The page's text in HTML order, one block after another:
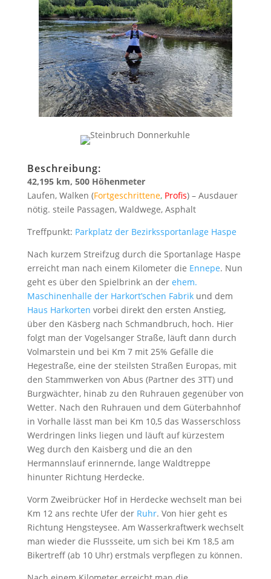
Beschreibung:
42,195 km, 500 Höhenmeter
Laufen, Walken (Fortgeschrittene, Profis) – Ausdauer
nötig. steile Passagen, Waldwege, Asphalt
Treffpunkt: Parkplatz der Bezirkssportanlage Haspe
Nach kurzem Streifzug durch die Sportanlage Haspe
erreicht man nach einem Kilometer die Ennepe. Nun
geht es über den Spielbrink an der ehem.
Maschinenhalle der Harkort’schen Fabrikund dem
Haus Harkorten vorbei direkt den ersten Anstieg,
über den Käsberg nach Schmandbruch, hoch. Hier
folgt man der Vogelsanger Straße, läuft dann durch
Volmarstein und bei Km 7 mit 25% Gefälle die
Hegestraße, eine der steilsten Straßen Europas, mit
den Stammwerken von Abus (Partner des 3TT) und
Burgwächter, hinab zu den Ruhrauen gegenüber von
Wetter. Nach den Ruhrauen und dem Güterbahnhof
in Vorhalle lässt man bei Km 10,5 das Wasserschloss
Werdringen links liegen und läuft auf kürzestem
Weg durch den Kaisberg und die an den
Hermannslauf erinnernde, lange Waldtreppe
hinunter Richtung Herdecke.
Vorm Zweibrücker Hof in Herdecke wechselt man bei
Km 12 ans rechte Ufer der Ruhr. Von hier geht es
Richtung Hengsteysee. Am Wasserkraftwerk wechselt
man wieder die Flussseite, um sich bei Km 18,5 am
Bikertreff (ab 10 Uhr) erstmals verpflegen zu können.